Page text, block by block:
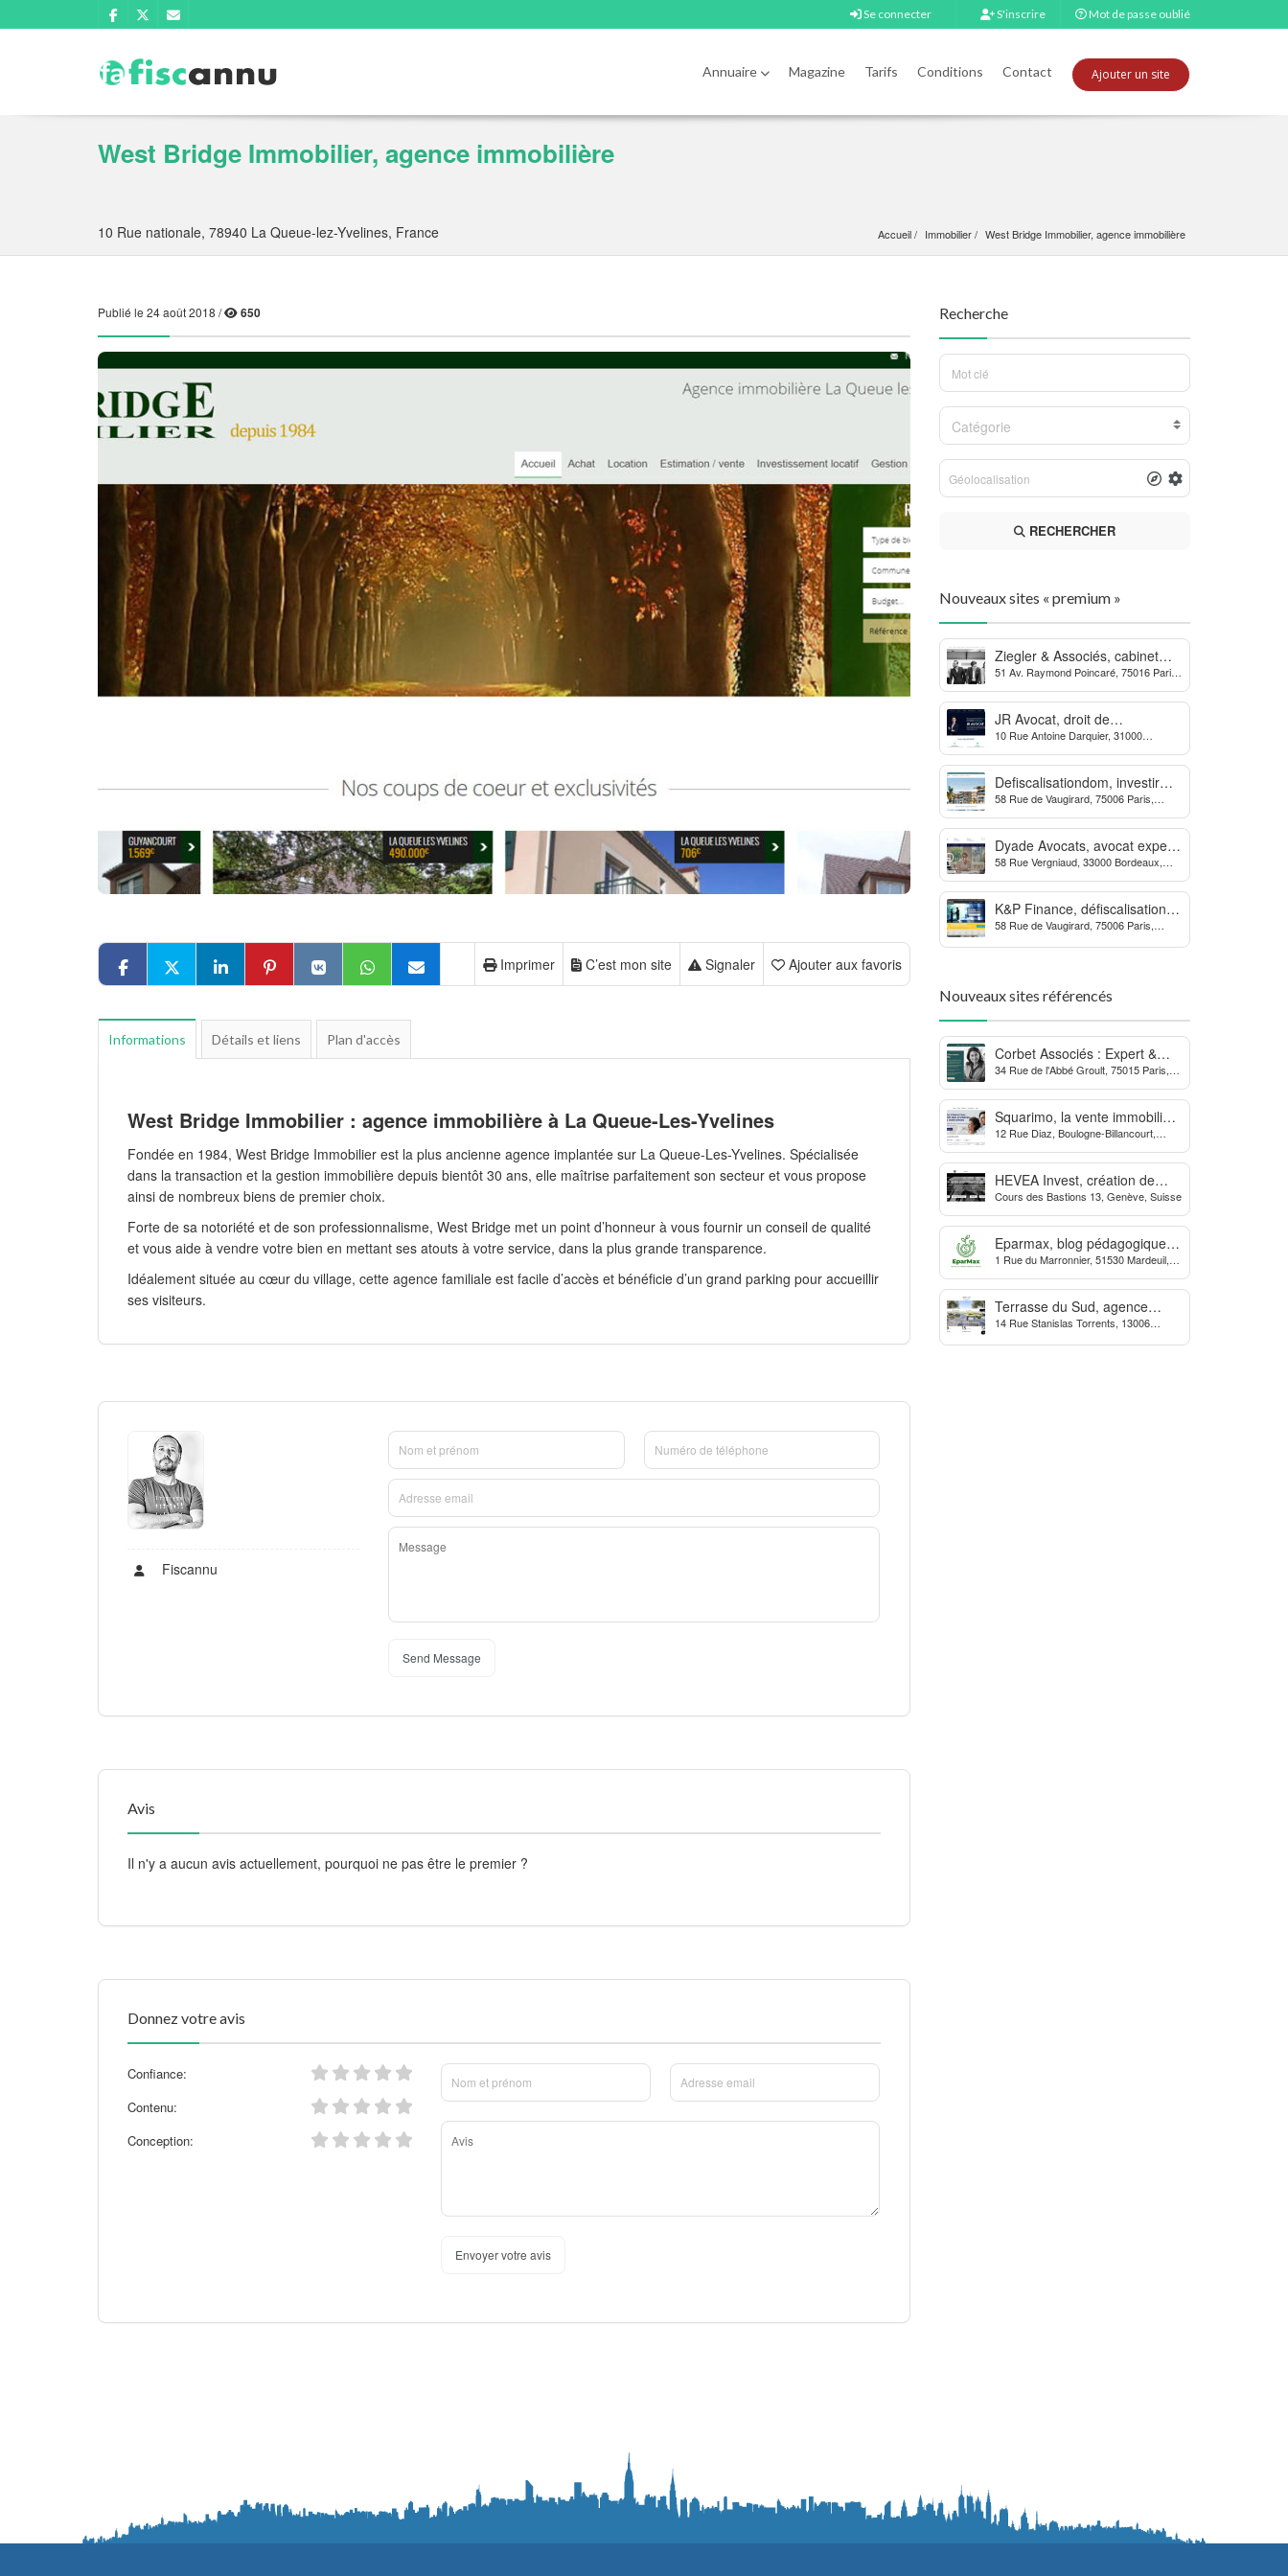
Se connecter S'inscrire Mot de passe oublié
Annuaire Magazine Tarifs Conditions Contact Ajouter un site
West Bridge Immobilier, agence immobilière
10 Rue nationale, 78940 La Queue-lez-Yvelines, France Accueil Immobilier West Bridge Immobilier, agence immobilière
Publié le 24 août 2018 / 650
Ajouter aux favoris
Signaler
C’est mon site
Imprimer
Informations Détails et liens Plan d'accès
West Bridge Immobilier : agence immobilière à La Queue-Les-Yvelines
Fondée en 1984, West Bridge Immobilier est la plus ancienne agence implantée sur La Queue-Les-Yvelines. Spécialisée
dans la transaction et la gestion immobilière depuis bientôt 30 ans, elle maîtrise parfaitement son secteur et vous propose
ainsi de nombreux biens de premier choix.
Forte de sa notoriété et de son professionnalisme, West Bridge met un point d’honneur à vous fournir un conseil de qualité
et vous aide à vendre votre bien en mettant ses atouts à votre service, dans la plus grande transparence.
Idéalement située au cœur du village, cette agence familiale est facile d’accès et bénéficie d’un grand parking pour accueillir
ses visiteurs.
Fiscannu
Send Message
Avis
Il n'y a aucun avis actuellement, pourquoi ne pas être le premier ?
Donnez votre avis
Confiance:
Contenu:
Conception:
Envoyer votre avis
Recherche
Catégorie
RECHERCHER
Nouveaux sites « premium »
Ziegler & Associés, cabinet
d’avocats en droit bancaire,
cryptomonnaie et escroqueries
financières
51 Av. Raymond Poincaré, 75016 Paris,
JR Avocat, droit de
l’environnement et de
l’urbanisme
10 Rue Antoine Darquier, 31000
Defiscalisationdom, investir
dans l’immobilier neuf Outre-
mer
58 Rue de Vaugirard, 75006 Paris,
Dyade Avocats, avocat expert
des procédures contre la
MDPH
58 Rue Vergniaud, 33000 Bordeaux,
K&P Finance, défiscalisation et
placements financiers
58 Rue de Vaugirard, 75006 Paris,
Nouveaux sites référencés
Corbet Associés : Expert &
Partenaire des Dirigeants
d’Entreprise
34 Rue de l'Abbé Groult, 75015 Paris,
Squarimo, la vente immobilière
interactive qui dynamise les
transactions
12 Rue Diaz, Boulogne-Billancourt,
HEVEA Invest, création de
société et domiciliation en
Suisse
Cours des Bastions 13, Genève, Suisse
Eparmax, blog pédagogique
sur les finances personnelles
1 Rue du Marronnier, 51530 Mardeuil,
Terrasse du Sud, agence
Immobilière à Marseille
14 Rue Stanislas Torrents, 13006